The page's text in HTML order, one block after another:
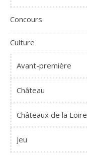
Concours
Culture
Avant-première
Château
Châteaux de la Loire
Jeu